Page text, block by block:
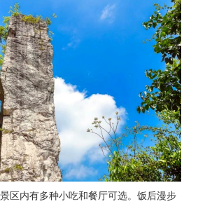
区内有多种小吃和餐厅可选。饭后漫步